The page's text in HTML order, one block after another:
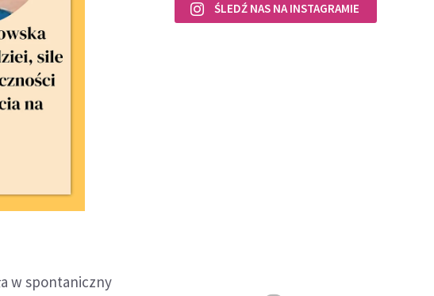
w spontaniczny
ŚLEDŹ NAS NA INSTAGRAMIE